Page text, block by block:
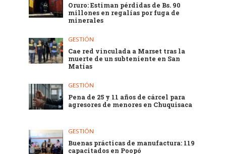
Oruro: Estiman pérdidas de Bs. 90
millones en regalías por fuga de
minerales
GESTIÓN
Cae red vinculada a Marset tras la
muerte de un subteniente en San
Matías
GESTIÓN
Pena de 25 y 11 años de cárcel para
agresores de menores en Chuquisaca
GESTIÓN
Buenas prácticas de manufactura: 119
capacitados en Poopó